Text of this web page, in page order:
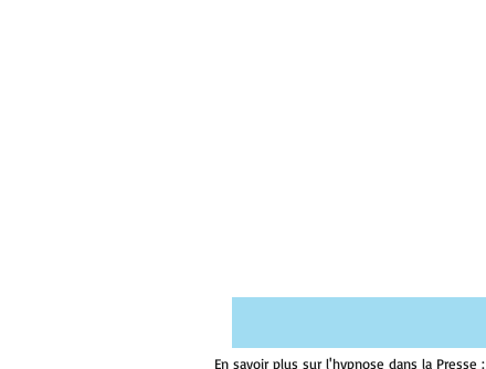
En savoir plus sur l'hypnose dans la Presse :